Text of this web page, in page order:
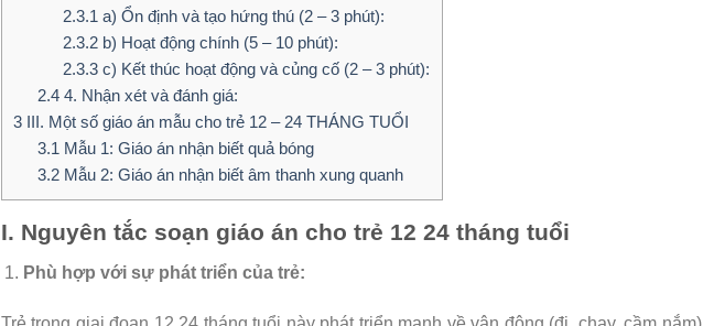
2.3.1 a) Ổn định và tạo hứng thú (2 – 3 phút):
2.3.2 b) Hoạt động chính (5 – 10 phút):
2.3.3 c) Kết thúc hoạt động và củng cố (2 – 3 phút):
2.4 4. Nhận xét và đánh giá:
3III. Một số giáo án mẫu cho trẻ 12 – 24 THÁNG TUỔI
3.1 Mẫu 1: Giáo án nhận biết quả bóng
3.2 Mẫu 2: Giáo án nhận biết âm thanh xung quanh
I. Nguyên tắc soạn giáo án cho trẻ 12 24 tháng tuổi
Phù hợp với sự phát triển của trẻ: